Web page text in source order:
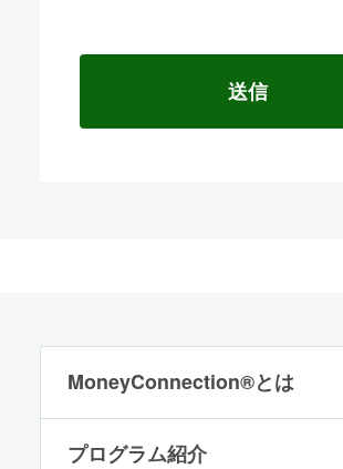
送信
MoneyConnection®とは
プログラム紹介